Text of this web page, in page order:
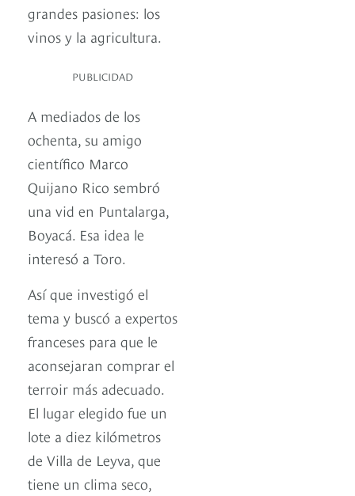
grandes pasiones: los
vinos y la agricultura.
PUBLICIDAD
A mediados de los
ochenta, su amigo
científico Marco
Quijano Rico sembró
una vid en Puntalarga,
Boyacá. Esa idea le
interesó a Toro.
Así que investigó el
tema y buscó a expertos
franceses para que le
aconsejaran comprar el
terroir más adecuado.
El lugar elegido fue un
lote a diez kilómetros
de Villa de Leyva, que
tiene un clima seco,